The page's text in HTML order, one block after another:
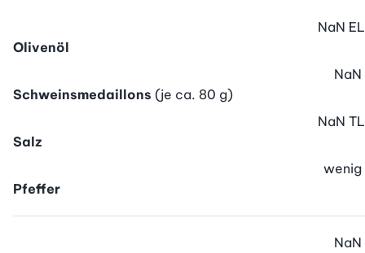
Olivenöl
NaN EL
Schweinsmedaillons (je ca. 80 g)
NaN
Salz
NaN TL
Pfeffer
wenig
NaN